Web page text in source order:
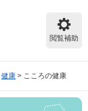
閲覧補助
健康 > こころの健康